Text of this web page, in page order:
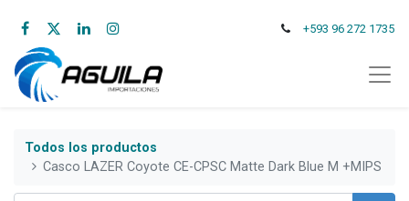
+593 96 272 1735
Todos los productos
Casco LAZER Coyote CE-CPSC Matte Dark Blue M +MIPS